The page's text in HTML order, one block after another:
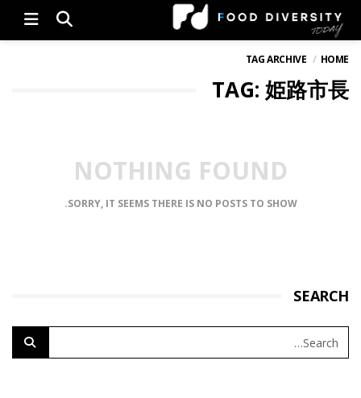
HOME
TAG ARCHIVE
TAG: 姫路市長
NOTHING FOUND
SORRY, IT SEEMS THERE IS NO POSTS TO SHOW.
SEARCH